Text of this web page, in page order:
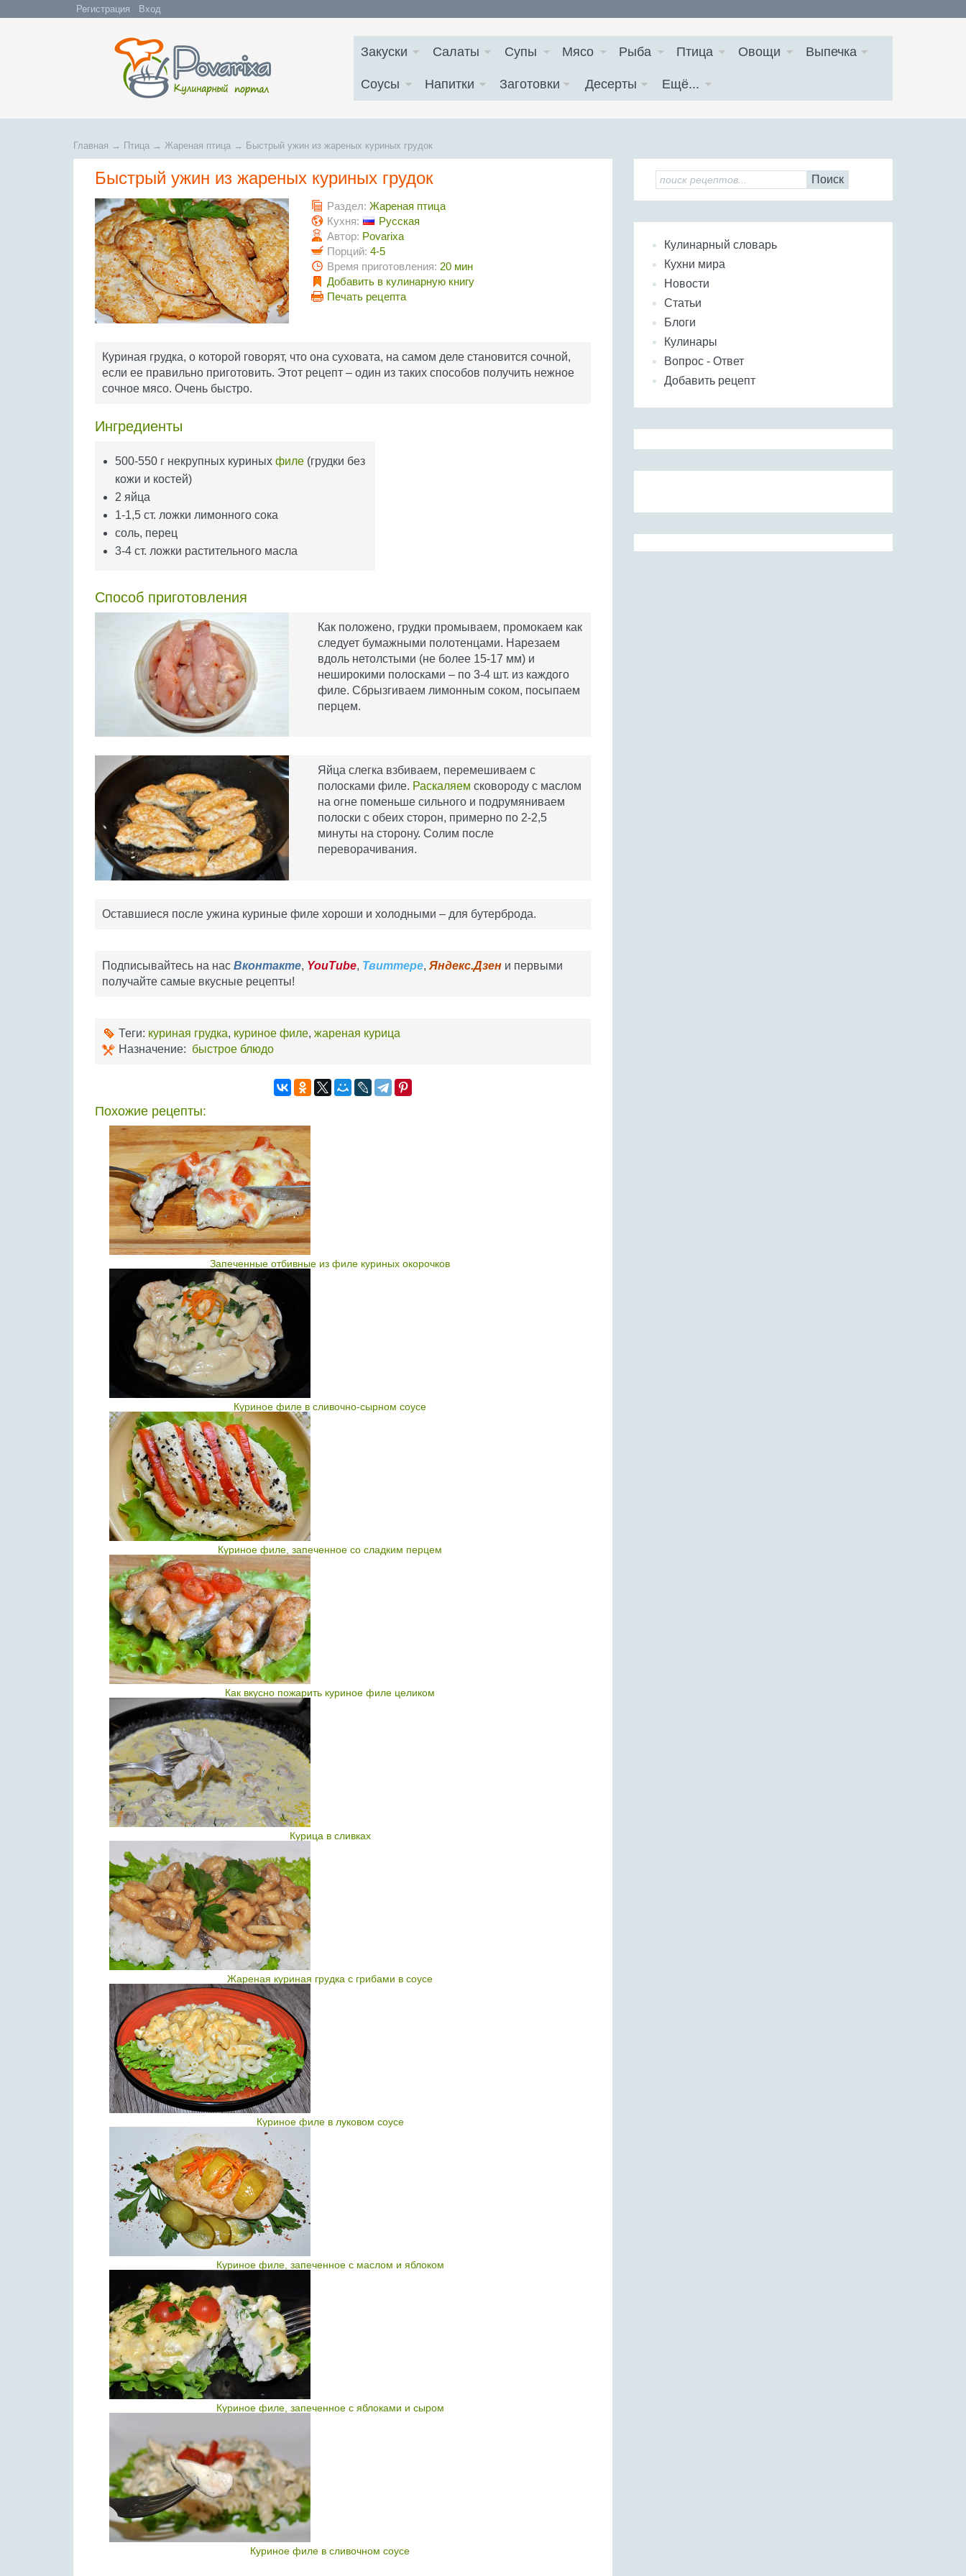
Регистрация Вход
Закуски Салаты Супы Мясо Рыба Птица Овощи Выпечка
Соусы Напитки Заготовки Десерты Ещё...
Главная → Птица → Жареная птица → Быстрый ужин из жареных куриных грудок
Быстрый ужин из жареных куриных грудок
Раздел: Жареная птица
Кухня:
Русская
Автор: Povarixa
Порций: 4-5
Время приготовления: 20 мин
Добавить в кулинарную книгу
Печать рецепта
Куриная грудка, о которой говорят, что она суховата, на самом деле становится сочной,
если ее правильно приготовить. Этот рецепт – один из таких способов получить нежное
сочное мясо. Очень быстро.
Ингредиенты
500-550 г некрупных куриных филе (грудки без
кожи и костей)
2 яйца
1-1,5 ст. ложки лимонного сока
соль, перец
3-4 ст. ложки растительного масла
Способ приготовления
Как положено, грудки промываем, промокаем как
следует бумажными полотенцами. Нарезаем
вдоль нетолстыми (не более 15-17 мм) и
неширокими полосками – по 3-4 шт. из каждого
филе. Сбрызгиваем лимонным соком, посыпаем
перцем.
Яйца слегка взбиваем, перемешиваем с
полосками филе. Раскаляем сковороду с маслом
на огне поменьше сильного и подрумяниваем
полоски с обеих сторон, примерно по 2-2,5
минуты на сторону. Солим после
переворачивания.
Оставшиеся после ужина куриные филе хороши и холодными – для бутерброда.
Подписывайтесь на нас Вконтакте, YouTube, Твиттере, Яндекс.Дзен и первыми
получайте самые вкусные рецепты!
Теги: куриная грудка, куриное филе, жареная курица
Назначение: быстрое блюдо
Похожие рецепты:
Запеченные отбивные из филе куриных окорочков
Куриное филе в сливочно-сырном соусе
Куриное филе, запеченное со сладким перцем
Как вкусно пожарить куриное филе целиком
Курица в сливках
Жареная куриная грудка с грибами в соусе
Куриное филе в луковом соусе
Куриное филе, запеченное с маслом и яблоком
Куриное филе, запеченное с яблоками и сыром
Куриное филе в сливочном соусе
Поиск
Кулинарный словарь
Кухни мира
Новости
Статьи
Блоги
Кулинары
Вопрос - Ответ
Добавить рецепт